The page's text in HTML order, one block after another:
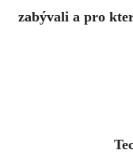
zabývali a pro